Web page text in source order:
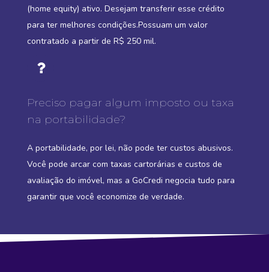
(home equity) ativo. Desejam transferir esse crédito
para ter melhores condições.Possuam um valor
contratado a partir de R$ 250 mil.
Preciso pagar algum imposto ou taxa
na portabilidade?
A portabilidade, por lei, não pode ter custos abusivos.
Você pode arcar com taxas cartorárias e custos de
avaliação do imóvel, mas a GoCredi negocia tudo para
garantir que você economize de verdade.